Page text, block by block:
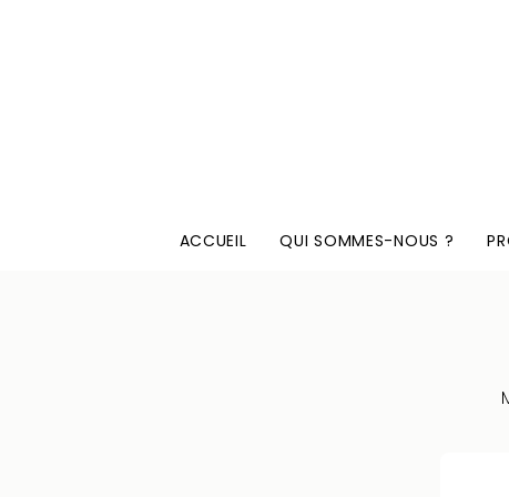
ACCUEIL QUI SOMMES-NOUS ?